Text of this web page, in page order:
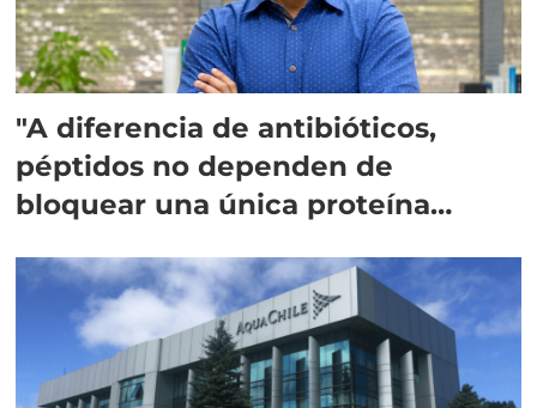
"A diferencia de antibióticos,
péptidos no dependen de
bloquear una única proteína